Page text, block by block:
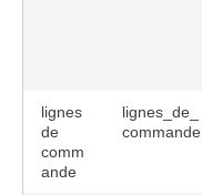
lignes
de
comm
ande
lignes_de_
commande